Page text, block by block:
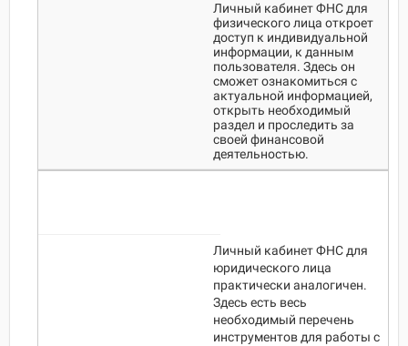
Личный кабинет ФНС для
физического лица откроет
доступ к индивидуальной
информации, к данным
пользователя. Здесь он
сможет ознакомиться с
актуальной информацией,
открыть необходимый
раздел и проследить за
своей финансовой
деятельностью.
Личный кабинет ФНС для
юридического лица
практически аналогичен.
Здесь есть весь
необходимый перечень
инструментов для работы с